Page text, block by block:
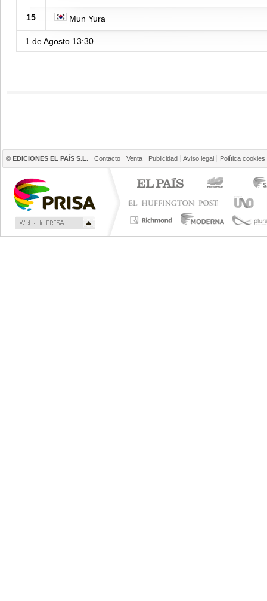
15 Mun Yura
1 de Agosto 13:30
© EDICIONES EL PAÍS S.L. Contacto Venta Publicidad Aviso legal Política cookies